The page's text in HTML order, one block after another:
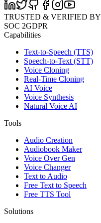
TRUSTED & VERIFIED BY
SOC 2GDPR
Capabilities
Text-to-Speech (TTS)
Speech-to-Text (STT)
Voice Cloning
Real-Time Cloning
AI Voice
Voice Synthesis
Natural Voice AI
Tools
Audio Creation
Audiobook Maker
Voice Over Gen
Voice Changer
Text to Audio
Free Text to Speech
Free TTS Tool
Solutions